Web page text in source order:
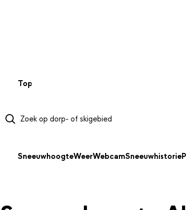
Top 50
SneeuwhoogteWeerWebcamSneeuwhistorie